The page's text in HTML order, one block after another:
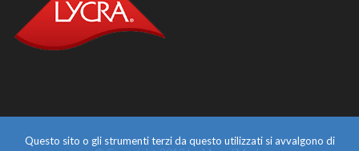
Questo sito o gli strumenti terzi da questo utilizzati si avvalgono di